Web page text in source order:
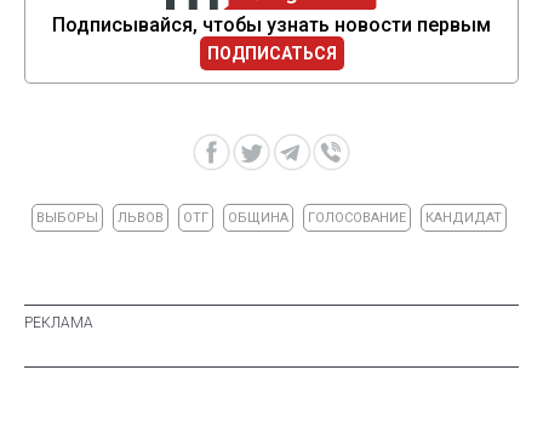
Подписывайся, чтобы узнать новости первым
ПОДПИСАТЬСЯ
ВЫБОРЫ ЛЬВОВ ОТГ ОБЩИНА ГОЛОСОВАНИЕ КАНДИДАТ